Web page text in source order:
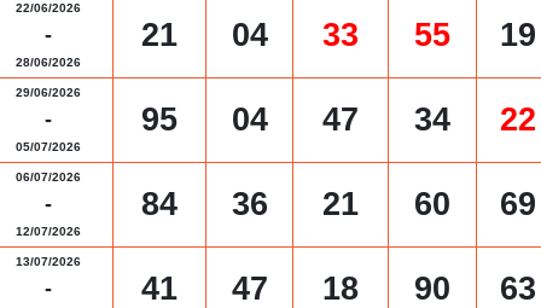
22/06/2026
-
28/06/2026
21 04 33 55 19
29/06/2026
-
05/07/2026
95 04 47 34 22
06/07/2026
-
12/07/2026
84 36 21 60 69
13/07/2026
- 41 47 18 90 63